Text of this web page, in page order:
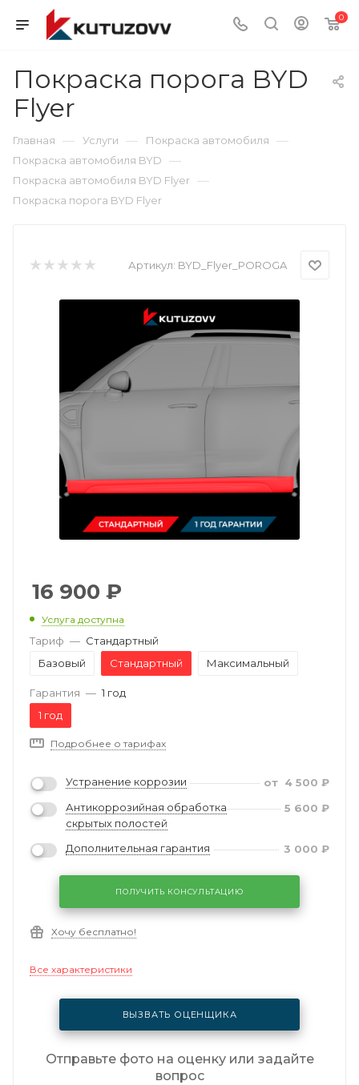
0
Покраска порога BYD
Flyer
Главная — Услуги — Покраска автомобиля —
Покраска автомобиля BYD —
Покраска автомобиля BYD Flyer —
Покраска порога BYD Flyer
Артикул: BYD_Flyer_POROGA
16 900 ₽
Услуга доступна
Тариф — Стандартный
Базовый
Стандартный Максимальный
Гарантия — 1 год
1 год
Подробнее о тарифах
Устранение коррозии от 4 500 ₽
Антикоррозийная обработка
скрытых полостей
5 600 ₽
Дополнительная гарантия 3 000 ₽
ПОЛУЧИТЬ КОНСУЛЬТАЦИЮ
Хочу бесплатно!
Все характеристики
ВЫЗВАТЬ ОЦЕНЩИКА
Отправьте фото на оценку или задайте
вопрос